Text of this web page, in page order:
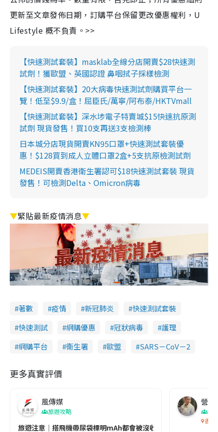
更新至文章發佈日期，訂購平台保留更改優惠權利，U
Lifestyle 概不負責。>>
【快速測試套裝】masklab全線分店開賣$28快速測
試劑！獲歐盟、英國認證 鼻咽拭子採樣檢測
【快速測試套裝】20大病毒快速測試劑購買平台一
覽！低至$9.9/盒！屈臣氏/萬寧/阿布泰/HKTVmall
【快速測試套裝】深水埗電子特賣城$15快速抗原測
試劑 現貨發售！買10支再送3支檢測棒
日本城分店現貨開賣KN95口罩+快速測試套裝優
惠！$128買到成人立體口罩2盒+5支抗原檢測試劑
MEDEIS開賣香港衛生署認可$18快速測試套裝 現貨
發售！可檢測Delta、Omicron病毒
▼緊貼最新疫情消息▼
著數 疫情 新冠肺炎
快速測試套裝
快速測試
網購優惠 冠狀病毒
護理
網購平台
衞生署 歐盟 SARS－CoV－2
更多真實評價
風傳媒
旅遊攻略
旅遊注意｜搭飛機帶尿袋標明mAh都會被沒收😱出發前切記檢查
營養
香港